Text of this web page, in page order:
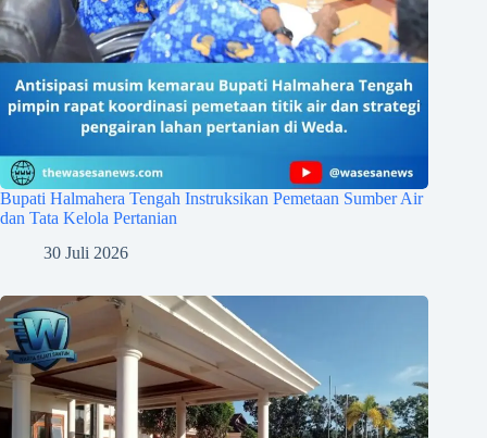
Bupati Halmahera Tengah Instruksikan Pemetaan Sumber Air
dan Tata Kelola Pertanian
30 Juli 2026